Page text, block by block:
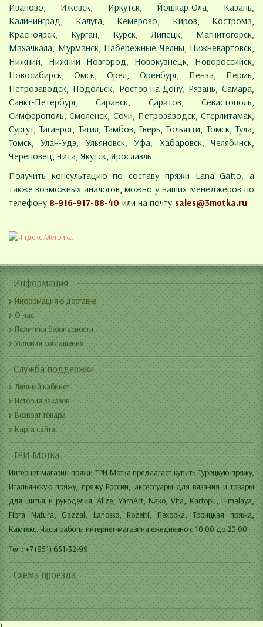
Иваново, Ижевск, Иркутск, Йошкар-Ола, Казань,
Калининград, Калуга, Кемерово, Киров, Кострома,
Красноярск, Курган, Курск, Липецк, Магнитогорск,
Махачкала, Мурманск, Набережные Челны, Нижневартовск,
Нижний, Нижний Новгород, Новокузнецк, Новороссийск,
Новосибирск, Омск, Орел, Оренбург, Пенза, Пермь,
Петрозаводск, Подольск, Ростов-на-Дону, Рязань, Самара,
Санкт-Петербург, Саранск, Саратов, Севастополь,
Симферополь, Смоленск, Сочи, Петрозаводск, Стерлитамак,
Сургут, Таганрог, Тагил, Тамбов, Тверь, Тольятти, Томск, Тула,
Томск, Улан-Удэ, Ульяновск, Уфа, Хабаровск, Челябинск,
Череповец, Чита, Якутск, Ярославль.
Получить консультацию по составу пряжи Lana Gatto, а
также возможных аналогов, можно у наших менеджеров по
телефону 8-916-917-88-40 или на почту sales@3motka.ru
Информация
Информация о доставке
О нас
Политика безопасности
Условия соглашения
Служба поддержки
Личный кабинет
История заказов
Возврат товара
Карта сайта
ТРИ Мотка
Интернет-магазин пряжи ТРИ Мотка предлагает купить Турецкую пряжу,
Итальянскую пряжу, пряжу России, аксессуары для вязания и товары
для шитья и рукоделия. Alize, YarnArt, Nako, Vita, Kartopu, Himalaya,
Fibra Natura, Gazzal, Lanosso, Rozetti, Пехорка, Троицкая пряжа,
Камтекс. Часы работы интернет-магазина ежедневно с 10:00 до 20:00
Тел.: +7 (951) 651-32-99
Схема проезда